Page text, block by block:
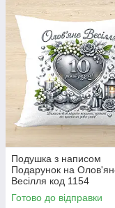
Подушка з написом
Подарунок на
Весілля код 1154
Готово до відправки